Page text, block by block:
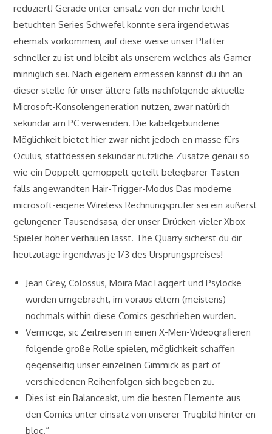
reduziert! Gerade unter einsatz von der mehr leicht
betuchten Series Schwefel konnte sera irgendetwas
ehemals vorkommen, auf diese weise unser Platter
schneller zu ist und bleibt als unserem welches als Gamer
minniglich sei.Nach eigenem ermessen kannst du ihn an
dieser stelle für unser ältere falls nachfolgende aktuelle
Microsoft-Konsolengeneration nutzen, zwar natürlich
sekundär am PC verwenden. Die kabelgebundene
Möglichkeit bietet hier zwar nicht jedoch en masse fürs
Oculus, stattdessen sekundär nützliche Zusätze genau so
wie ein Doppelt gemoppelt geteilt belegbarer Tasten
falls angewandten Hair-Trigger-Modus Das moderne
microsoft-eigene Wireless Rechnungsprüfer sei ein äußerst
gelungener Tausendsasa, der unser Drücken vieler Xbox-
Spieler höher verhauen lässt. The Quarry sicherst du dir
heutzutage irgendwas je 1/3 des Ursprungspreises!
Jean Grey, Colossus, Moira MacTaggert und Psylocke
wurden umgebracht, im voraus eltern (meistens)
nochmals within diese Comics geschrieben wurden.
Vermöge, sic Zeitreisen in einen X-Men-Videografieren
folgende große Rolle spielen, möglichkeit schaffen
gegenseitig unser einzelnen Gimmick as part of
verschiedenen Reihenfolgen sich begeben zu.
Dies ist ein Balanceakt, um die besten Elemente aus
den Comics unter einsatz von unserer Trugbild hinter en
bloc.“